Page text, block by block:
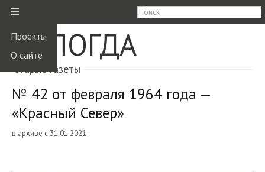
≡
Проекты
О сайте
ВОЛОГДА
старые газеты
№ 42 от февраля 1964 года —
«Красный Север»
в архиве с 31.01.2021